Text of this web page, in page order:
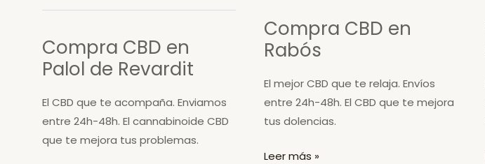
en
Compra CBD en
Rabós
El mejor CBD que te relaja. Envíos
entre 24h-48h. El CBD que te mejora
tus dolencias.
Compra
Leer más »
Compra CBD en
Palol de Revardit
El CBD que te acompaña. Enviamos
entre 24h-48h. El cannabinoide CBD
que te mejora tus problemas.